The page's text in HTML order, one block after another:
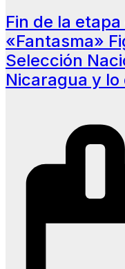
Fin de la
«Fantasma»
Selección
Nicaragua y